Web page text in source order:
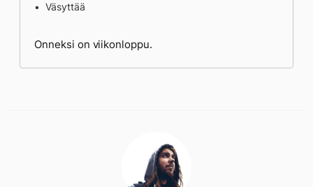
Väsyttää
Onneksi on viikonloppu.